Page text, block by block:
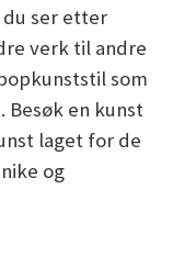
du ser etter
verk til andre
som
en kunst
laget for de
og